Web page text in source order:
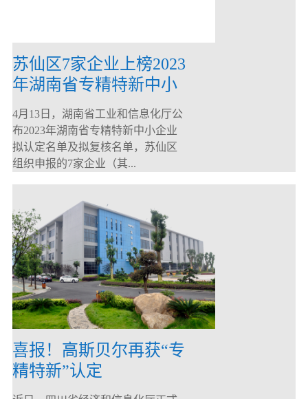
苏仙区7家企业上榜2023
年湖南省专精特新中小
企业
4月13日，湖南省工业和信息化厅公
布2023年湖南省专精特新中小企业
拟认定名单及拟复核名单，苏仙区
组织申报的7家企业（其...
喜报！高斯贝尔再获“专
精特新”认定